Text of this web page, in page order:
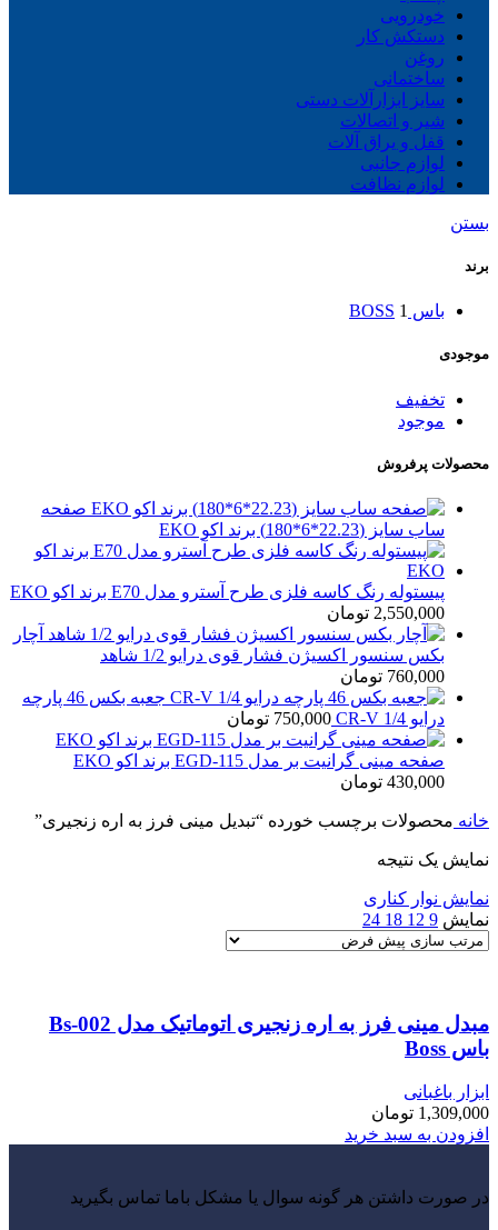
خودرویی
دستکش کار
روغن
ساختمانی
سایز ابزارآلات دستی
شیر و اتصالات
قفل و یراق آلات
لوازم جانبی
لوازم نظافت
بستن
برند
باس BOSS 1
موجودی
تخفیف
موجود
محصولات پرفروش
صفحه
ساب سایز (22.23*6*180) برند اکو EKO
پیستوله رنگ کاسه فلزی طرح آسترو مدل E70 برند اکو EKO
2,550,000 تومان
آچار
بکس سنسور اکسیژن فشار قوی درایو 1/2 شاهد
760,000 تومان
جعبه بکس 46 پارچه
درایو 1/4 CR-V
750,000 تومان
صفحه مینی گرانیت بر مدل EGD-115 برند اکو EKO
430,000 تومان
خانه محصولات برچسب خورده “تبدیل مینی فرز به اره زنجیری”
نمایش یک نتیجه
نمایش نوار کناری
نمایش 9
12
18
24
مبدل مینی فرز به اره زنجیری اتوماتیک مدل Bs-002
باس Boss
ابزار باغبانی
1,309,000 تومان
افزودن به سبد خرید
در صورت داشتن هر گونه سوال یا مشکل باما تماس بگیرید